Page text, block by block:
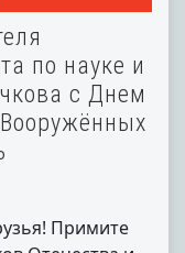
по науке и
с Днем
Примите